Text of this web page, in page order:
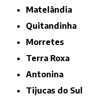
Matelândia
Quitandinha
Morretes
Terra Roxa
Antonina
Tijucas do Sul